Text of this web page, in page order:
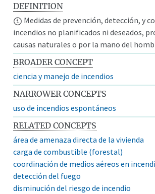
DEFINITION
Medidas de prevención, detección, y
incendios no planificados ni deseados,
causas naturales o por la mano del
BROADER CONCEPT
ciencia y manejo de incendios
NARROWER CONCEPTS
uso de incendios espontáneos
RELATED CONCEPTS
área de amenaza directa de la vivienda
carga de combustible (forestal)
coordinación de medios aéreos en
detección del fuego
disminución del riesgo de incendio